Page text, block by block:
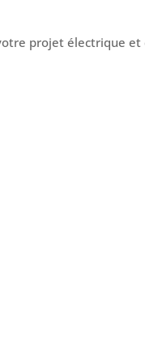
projet électrique et